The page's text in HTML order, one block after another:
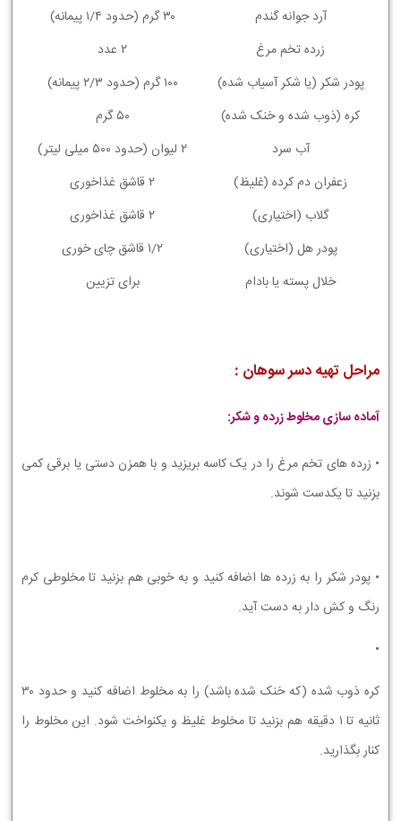
آرد جوانه گندم
۳۰ گرم (حدود ۱/۴ پیمانه)
زرده تخم مرغ
۲ عدد
پودر شکر (یا شکر آسیاب شده)
۱۰۰ گرم (حدود ۲/۳ پیمانه)
کره (ذوب شده و خنک شده)
۵۰ گرم
آب سرد
۲ لیوان (حدود ۵۰۰ میلی لیتر)
زعفران دم کرده (غلیظ)
۲ قاشق غذاخوری
گلاب (اختیاری)
۲ قاشق غذاخوری
پودر هل (اختیاری)
۱/۲ قاشق چای خوری
خلال پسته یا بادام
برای تزیین
مراحل تهیه دسر سوهان :
آماده سازی مخلوط زرده و شکر:
• زرده های تخم مرغ را در یک کاسه بریزید و با همزن دستی یا برقی کمی
بزنید تا یکدست شوند.
• پودر شکر را به زرده ها اضافه کنید و به خوبی هم بزنید تا مخلوطی کرم
رنگ و کش دار به دست آید.
•
کره ذوب شده (که خنک شده باشد) را به مخلوط اضافه کنید و حدود ۳۰
ثانیه تا ۱ دقیقه هم بزنید تا مخلوط غلیظ و یکنواخت شود. این مخلوط را
کنار بگذارید.